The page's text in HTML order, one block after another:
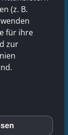
- Tel:
(z. B.
für ihre
zur